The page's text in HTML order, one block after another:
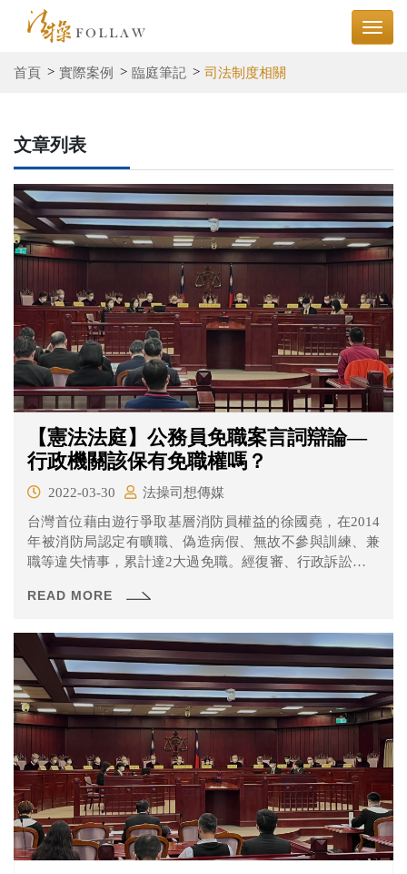
首頁 實際案例 臨庭筆記 司法制度相關
文章列表
【憲法法庭】公務員免職案言詞辯論—
行政機關該保有免職權嗎？
2022-03-30
法操司想傳媒
台灣首位藉由遊行爭取基層消防員權益的徐國堯，在2014
年被消防局認定有曠職、偽造病假、無故不參與訓練、兼
職等違失情事，累計達2大過免職。經復審、行政訴訟等程
READ MORE